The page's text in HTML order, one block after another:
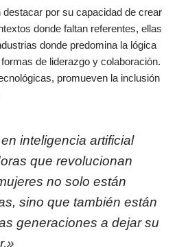
por su capacidad de crear
donde faltan referentes, ellas
donde predomina la lógica
de liderazgo y colaboración.
promueven la inclusión
inteligencia artificial
que revolucionan
no solo están
sino que también están
generaciones a dejar su